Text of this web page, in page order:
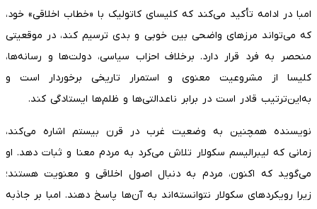
امبا در ادامه تأکید می‌کند که کلیسای کاتولیک با «خطاب اخلاقی» خود،
که می‌تواند مرزهای واضحی بین خوبی و بدی ترسیم کند، در موقعیتی
منحصر به فرد قرار دارد. برخلاف احزاب سیاسی، دولت‌ها و رسانه‌ها،
کلیسا از مشروعیت معنوی و استمرار تاریخی برخوردار است و
به‌این‌ترتیب قادر است در برابر ناعدالتی‌ها و ظلم‌ها ایستادگی کند.
نویسنده همچنین به وضعیت غرب در قرن بیستم اشاره می‌کند،
زمانی که لیبرالیسم سکولار تلاش می‌کرد به مردم معنا و ثبات دهد. او
می‌گوید که اکنون، مردم به دنبال اصول اخلاقی و معنویت هستند؛
زیرا رویکردهای سکولار نتوانسته‌اند به آن‌ها پاسخ دهند. امبا بر جاذبه